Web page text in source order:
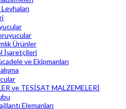
Ürünler
İşaretçileri
ve Ekipmanları
ve TESİSAT MALZEMELERİ
Elemanları